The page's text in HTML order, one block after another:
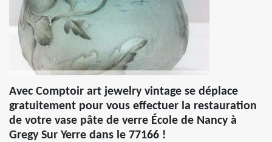
Avec Comptoir art jewelry vintage se déplace
gratuitement pour vous effectuer la restauration
de votre vase pâte de verre École de Nancy à
Gregy Sur Yerre dans le 77166 !